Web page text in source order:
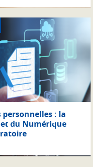
: la
et du Numérique